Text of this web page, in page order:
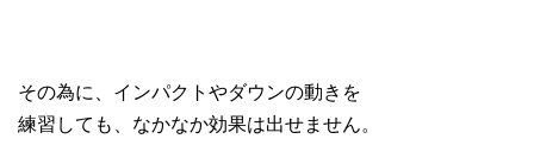
その為に、インパクトやダウンの動きを
練習しても、なかなか効果は出せません。